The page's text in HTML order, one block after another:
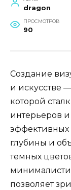
dragon
ПРОСМОТРОВ
90
Создание
и искусстве
которой
интерьеров
эффективных
глубины и
темных
позволяет